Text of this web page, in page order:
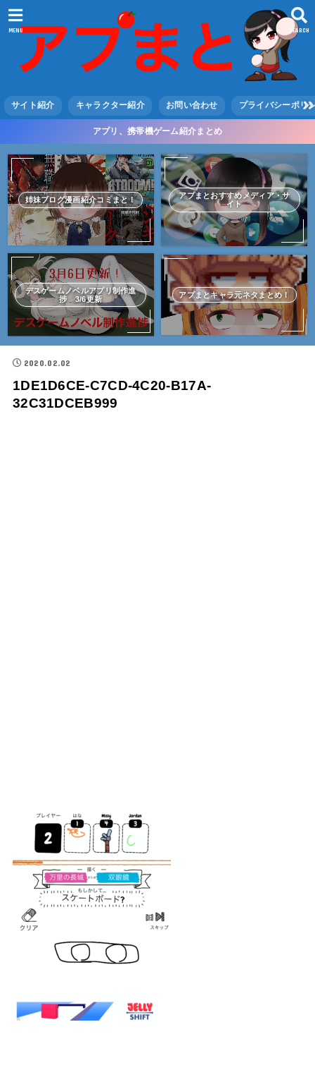
SEARCH
MENU
サイト紹介 キャラクター紹介 お問い合わせ プライバシーポリ
アプリ、携帯機ゲーム紹介まとめ
姉妹ブログ漫画紹介コミまと！
アプまとおすすめメディア・サ
イト
デスゲームノベルアプリ制作進
捗 3/6更新
アプまとキャラ元ネタまとめ！
2020.02.02
1DE1D6CE-C7CD-4C20-B17A-
32C31DCEB999